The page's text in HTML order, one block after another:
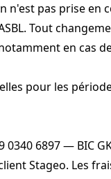
pas prise en
Tout
en cas
pour les
6897 — BIC
Stageo. Les